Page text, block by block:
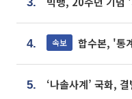
4. 속보 합수본, '통계 조
5.